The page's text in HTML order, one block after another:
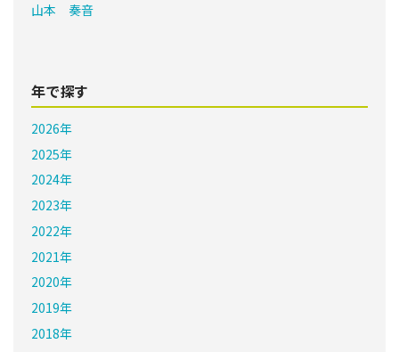
山本 奏音
年で探す
2026年
2025年
2024年
2023年
2022年
2021年
2020年
2019年
2018年